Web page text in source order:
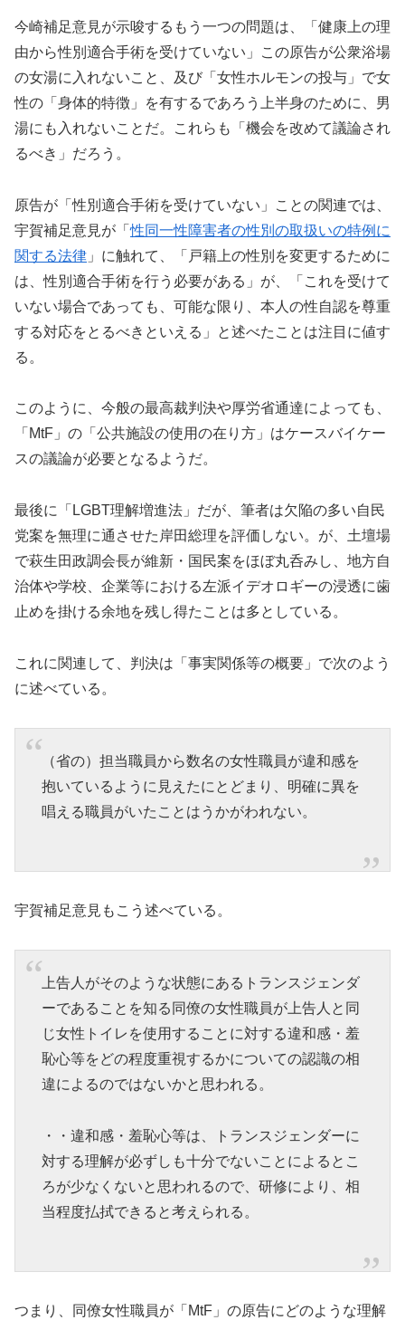
今崎補足意見が示唆するもう一つの問題は、「健康上の理
由から性別適合手術を受けていない」この原告が公衆浴場
の女湯に入れないこと、及び「女性ホルモンの投与」で女
性の「身体的特徴」を有するであろう上半身のために、男
湯にも入れないことだ。これらも「機会を改めて議論され
るべき」だろう。
原告が「性別適合手術を受けていない」ことの関連では、
宇賀補足意見が「性同一性障害者の性別の取扱いの特例に
関する法律 」に触れて、「戸籍上の性別を変更するために
は、性別適合手術を行う必要がある」が、「これを受けて
いない場合であっても、可能な限り、本人の性自認を尊重
する対応をとるべきといえる」と述べたことは注目に値す
る。
このように、今般の最高裁判決や厚労省通達によっても、
「MtF」の「公共施設の使用の在り方」はケースバイケー
スの議論が必要となるようだ。
最後に「LGBT理解増進法」だが、筆者は欠陥の多い自民
党案を無理に通させた岸田総理を評価しない。が、土壇場
で萩生田政調会長が維新・国民案をほぼ丸呑みし、地方自
治体や学校、企業等における左派イデオロギーの浸透に歯
止めを掛ける余地を残し得たことは多としている。
これに関連して、判決は「事実関係等の概要」で次のよう
に述べている。
（省の）担当職員から数名の女性職員が違和感を
抱いているように見えたにとどまり、明確に異を
唱える職員がいたことはうかがわれない。
宇賀補足意見もこう述べている。
上告人がそのような状態にあるトランスジェンダ
ーであることを知る同僚の女性職員が上告人と同
じ女性トイレを使用することに対する違和感・羞
恥心等をどの程度重視するかについての認識の相
違によるのではないかと思われる。
・・違和感・羞恥心等は、トランスジェンダーに
対する理解が必ずしも十分でないことによるとこ
ろが少なくないと思われるので、研修により、相
当程度払拭できると考えられる。
つまり、同僚女性職員が「MtF」の原告にどのような理解